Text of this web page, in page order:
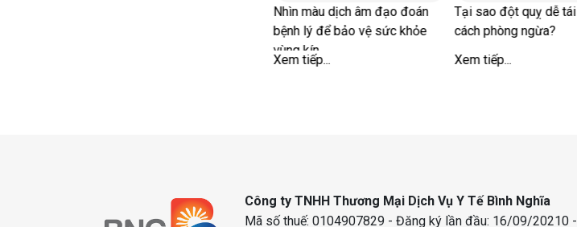
Tại sao đột quỵ dễ tái phát và
cách phòng ngừa?
Xem tiếp...
Công ty TNHH Thương Mại Dịch Vụ Y Tế Bình Nghĩa
Mã số thuế: 0104907829 - Đăng ký lần đầu: 16/09/20210 -